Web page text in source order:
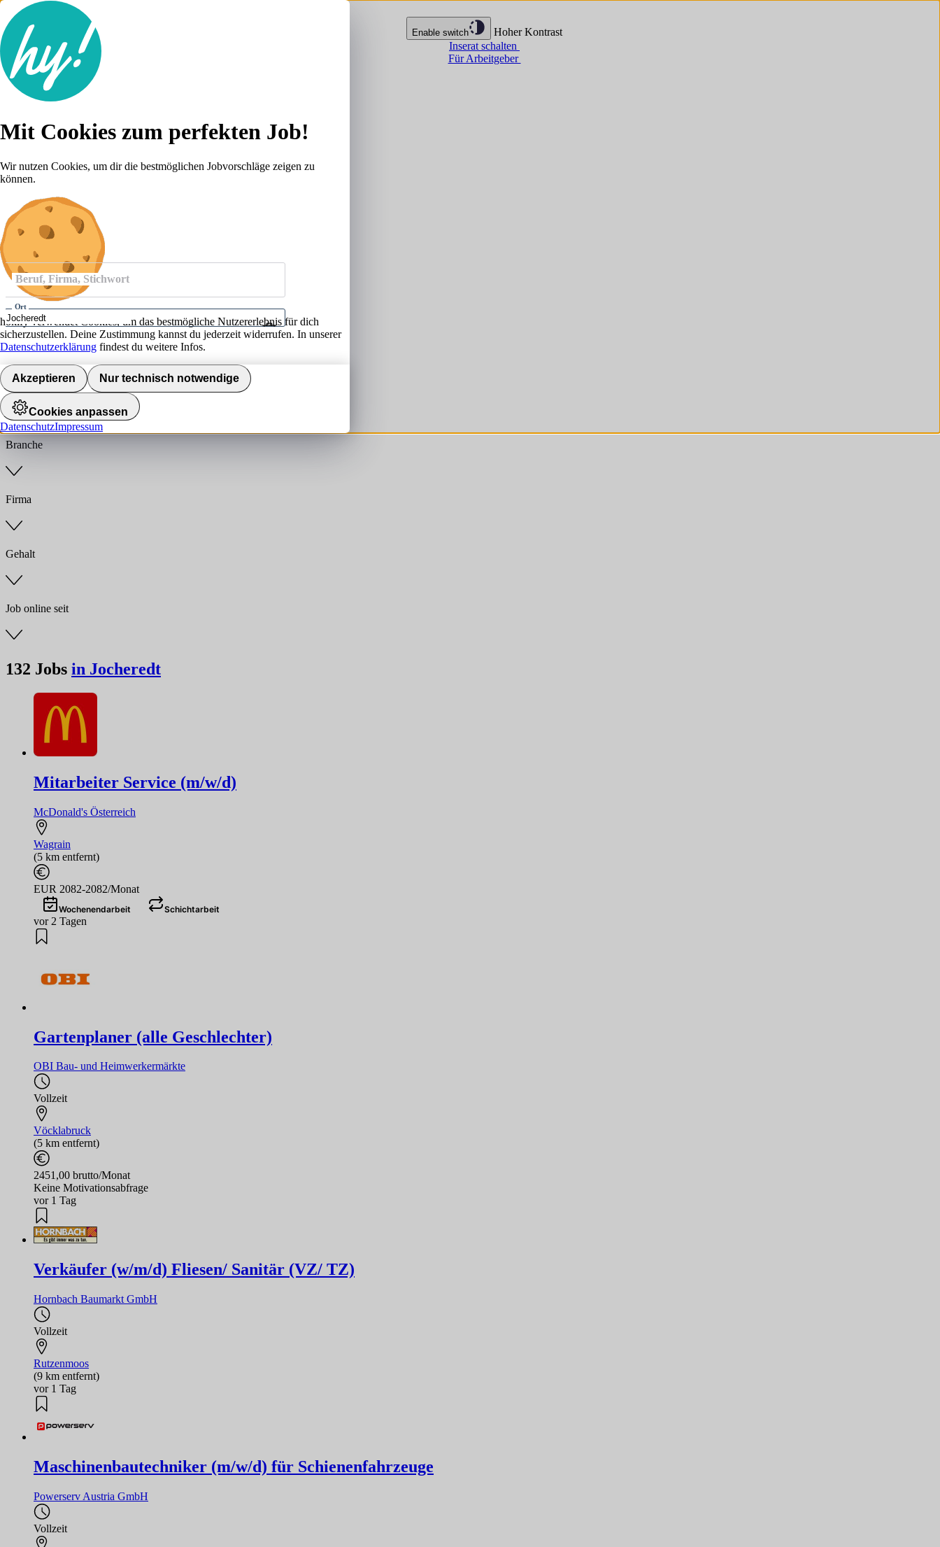
Enable switch
Hoher Kontrast
Inserat schalten
Für Arbeitgeber
Lebenslauf
Karriere-Tipps
Anmelden
Beruf, Firma, Stichwort
Ort
Umkreis
Jobs finden
Anstellungsart
Branche
Firma
Gehalt
Job online seit
132 Jobs in Jocheredt
Mitarbeiter Service (m/w/d)
McDonald's Österreich
Wagrain
(5 km entfernt)
EUR 2082-2082/Monat
Wochenendarbeit Schichtarbeit
vor 2 Tagen
Gartenplaner (alle Geschlechter)
OBI Bau- und Heimwerkermärkte
Vollzeit
Vöcklabruck
(5 km entfernt)
2451,00 brutto/Monat
Keine Motivationsabfrage
vor 1 Tag
Verkäufer (w/m/d) Fliesen/ Sanitär (VZ/ TZ)
Hornbach Baumarkt GmbH
Vollzeit
Rutzenmoos
(9 km entfernt)
vor 1 Tag
Maschinenbautechniker (m/w/d) für Schienenfahrzeuge
Powerserv Austria GmbH
Vollzeit
Mit Cookies zum perfekten Job!
Wir nutzen Cookies, um dir die bestmöglichen Jobvorschläge zeigen zu
können.
hokify verwendet Cookies, um das bestmögliche Nutzererlebnis für dich
sicherzustellen. Deine Zustimmung kannst du jederzeit widerrufen. In unserer
Datenschutzerklärung findest du weitere Infos.
Akzeptieren Nur technisch notwendige
Cookies anpassen
DatenschutzImpressum